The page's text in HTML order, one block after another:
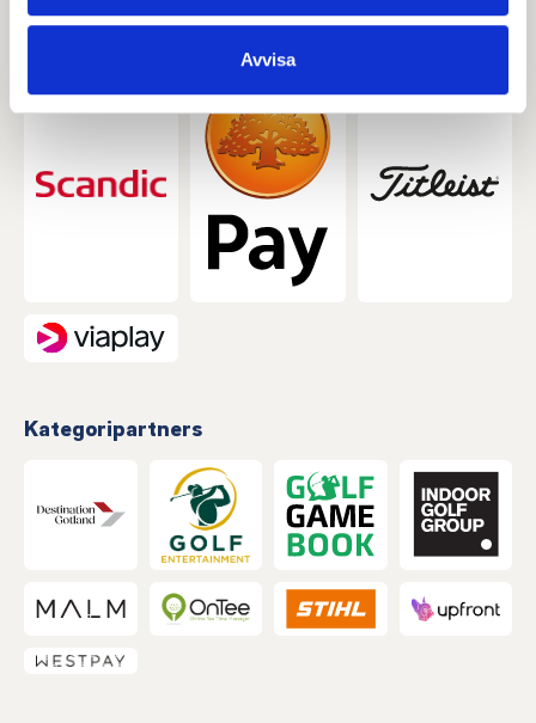
information som du har tillhandahållit eller som de har
Avvisa
Kategoripartners